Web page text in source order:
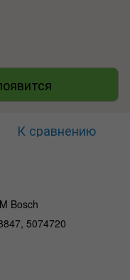
К сравнению
Bosch
5074720